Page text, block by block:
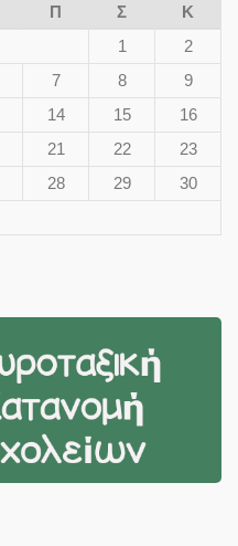
Π Σ
Κ
1
2
7 8
9
14 15
16
21 22
23
28 29
30